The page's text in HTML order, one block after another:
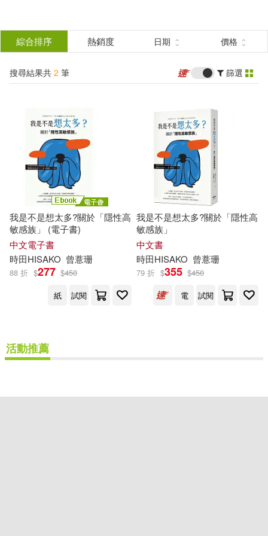
結
分類 (單選)
所有商品(2) 圖書(1)
電子書(1)
(可複選)
時田HISAKO(2)
出版社 (可複選)
綜合排序 熱銷度 日期 價格
搜尋結果共 2 筆 篩選
我是不是想太多?關於「隱性高
敏感族」 (電子書)
中文電子書
時田HISAKO 曾薏珊
88 折 $277 $450
紙
試閱
我是不是想太多?關於「隱性高
敏感族」
中文書
時田HISAKO 曾薏珊
79 折 $355 $450
電
試閱
活動推薦